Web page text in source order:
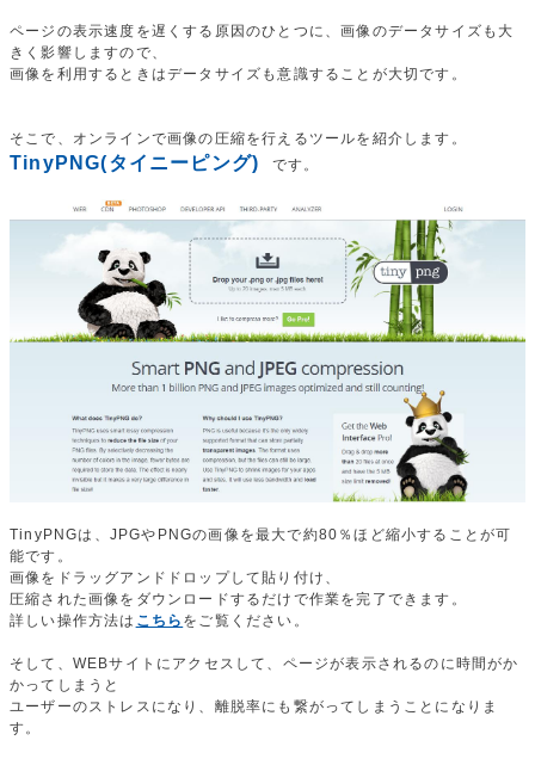
ページの表示速度を遅くする原因のひとつに、画像のデータサイズも大
きく影響しますので、
画像を利用するときはデータサイズも意識することが大切です。
そこで、オンラインで画像の圧縮を行えるツールを紹介します。
TinyPNG(タイニーピング) です。
TinyPNGは、JPGやPNGの画像を最大で約80％ほど縮小することが可
能です。
画像をドラッグアンドドロップして貼り付け、
圧縮された画像をダウンロードするだけで作業を完了できます。
詳しい操作方法は こちら をご覧ください。
そして、WEBサイトにアクセスして、ページが表示されるのに時間がか
かってしまうと
ユーザーのストレスになり、離脱率にも繋がってしまうことになりま
す。